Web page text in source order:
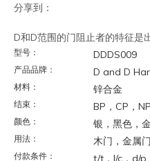
分享到：
D和D范围的门阻止者的特征是
型号： DDDS009
产品品牌： D and D
材料： 锌合金
结束： BP，CP，
颜色： 银，黑色，
用法： 木门，金属
付款条件： t/t，l/c，d/p